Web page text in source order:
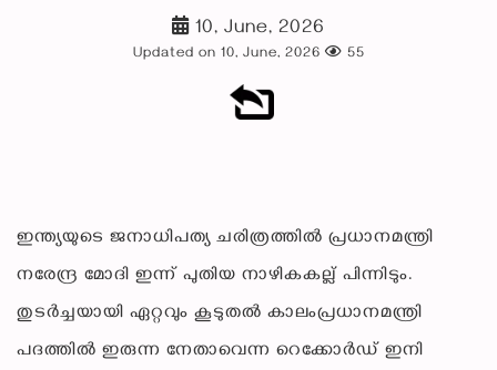
10, June, 2026
Updated on 10, June, 2026 55
ഇന്ത്യയുടെ ജനാധിപത്യ ചരിത്രത്തില്‍ പ്രധാനമന്ത്രി
നരേന്ദ്ര മോദി ഇന്ന് പുതിയ നാഴികകല്ല് പിന്നിടും.
തുടര്‍ച്ചയായി ഏറ്റവും കൂടുതല്‍ കാലംപ്രധാനമന്ത്രി
പദത്തില്‍ ഇരുന്ന നേതാവെന്ന റെക്കോര്‍ഡ് ഇനി